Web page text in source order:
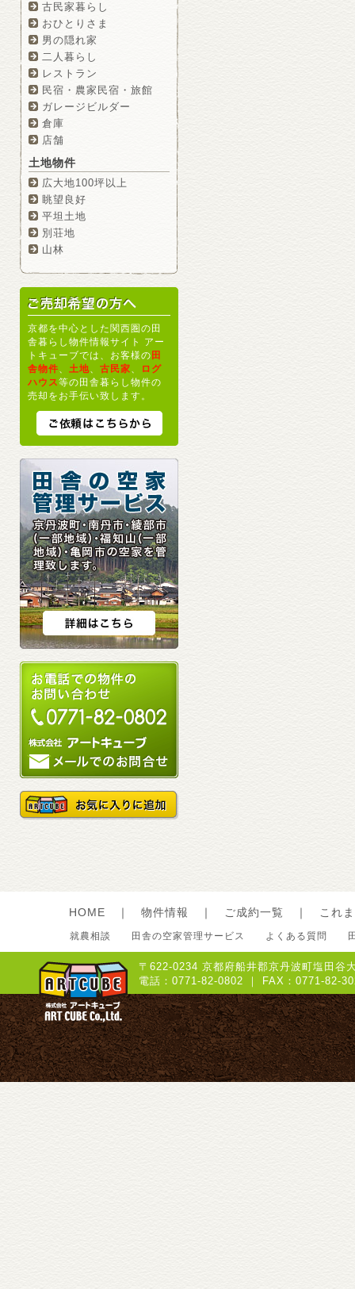
古民家暮らし
おひとりさま
男の隠れ家
二人暮らし
レストラン
民宿・農家民宿・旅館
ガレージビルダー
倉庫
店舗
土地物件
広大地100坪以上
眺望良好
平坦土地
別荘地
山林
京都を中心とした関西圏の田
舎暮らし物件情報サイト アー
トキューブでは、お客様の田
舎物件
土地 古民家
ログ
ハウス等の田舎暮らし物件の
売却をお手伝い致します。
HOME ｜ 物件情報 ｜ ご成約一覧 ｜ これ
就農相談 田舎の空家管理サービス よくある質問
〒622-0234 京都府船井郡京丹波町塩田谷
電話：0771-82-0802 ｜ FAX：0771-82-